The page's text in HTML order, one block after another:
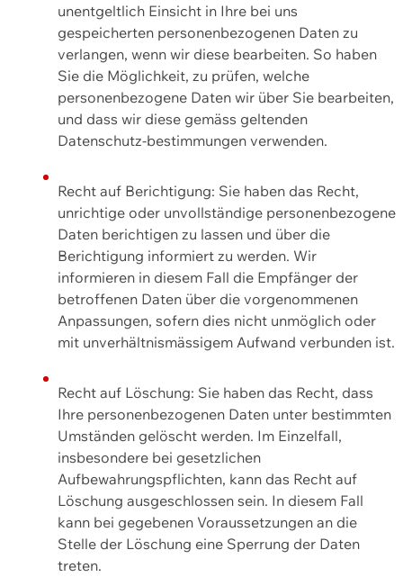
unentgeltlich Einsicht in Ihre bei uns
gespeicherten personenbezogenen Daten zu
verlangen, wenn wir diese bearbeiten. So haben
Sie die Möglichkeit, zu prüfen, welche
personenbezogene Daten wir über Sie bearbeiten,
und dass wir diese gemäss geltenden
Datenschutz-bestimmungen verwenden.
Recht auf Berichtigung: Sie haben das Recht,
unrichtige oder unvollständige personenbezogene
Daten berichtigen zu lassen und über die
Berichtigung informiert zu werden. Wir
informieren in diesem Fall die Empfänger der
betroffenen Daten über die vorgenommenen
Anpassungen, sofern dies nicht unmöglich oder
mit unverhältnismässigem Aufwand verbunden ist.
Recht auf Löschung: Sie haben das Recht, dass
Ihre personenbezogenen Daten unter bestimmten
Umständen gelöscht werden. Im Einzelfall,
insbesondere bei gesetzlichen
Aufbewahrungspflichten, kann das Recht auf
Löschung ausgeschlossen sein. In diesem Fall
kann bei gegebenen Voraussetzungen an die
Stelle der Löschung eine Sperrung der Daten
treten.